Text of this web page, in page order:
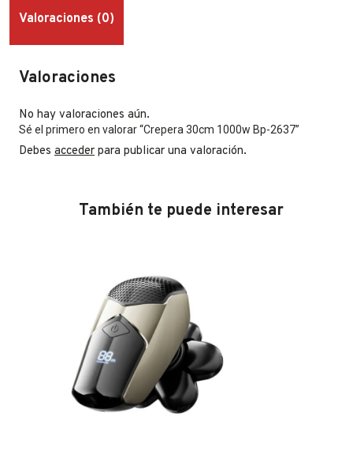
Valoraciones (0)
Valoraciones
No hay valoraciones aún.
Sé el primero en valorar “Crepera 30cm 1000w Bp-2637”
Debes acceder para publicar una valoración.
También te puede interesar